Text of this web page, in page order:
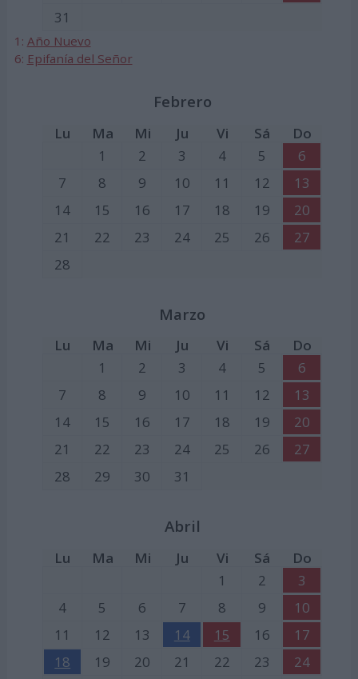
31
1: Año Nuevo
6: Epifanía del Señor
Febrero
Lu Ma Mi Ju Vi Sá
Do
1
2 3 4 5
6
7
8 9 10 11 12
13
14
15 16 17 18 19
20
21
22 23 24 25 26
27
28
Marzo
Lu Ma Mi Ju Vi Sá
Do
1
2 3 4 5
6
7
8 9 10 11 12
13
14
15 16 17 18 19
20
21
22 23 24 25 26
27
28
29 30 31
Abril
Lu Ma Mi Ju Vi Sá
Do
1
2
3
4
5 6 7 8 9
10
11
12 13 14 15 16
17
18
19 20 21 22 23
24